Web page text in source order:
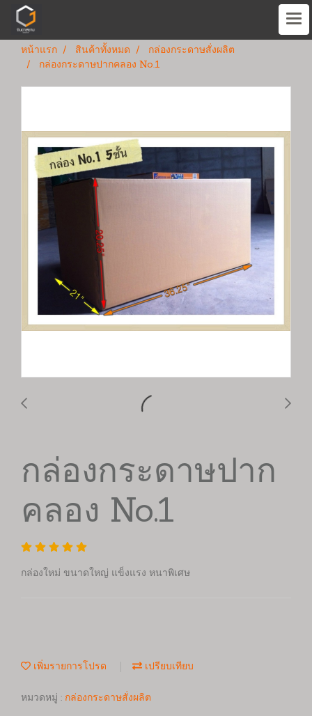
หน้าแรก สินค้าทั้งหมด
กล่องกระดาษสั่งผลิต
กล่องกระดาษปากคลอง No.1
กล่องกระดาษปาก
คลอง No.1
กล่องใหม่ ขนาดใหญ่ แข็งแรง หนาพิเศษ
เพิ่มรายการโปรด เปรียบเทียบ
หมวดหมู่ : กล่องกระดาษสั่งผลิต